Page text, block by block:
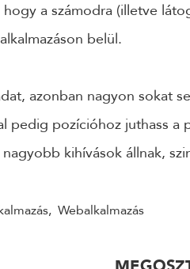
hogy a számodra (illetve
belül.
azonban nagyon sokat
pedig pozícióhoz juthass a
kihívások állnak,
, Webalkalmazás